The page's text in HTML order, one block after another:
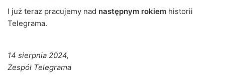
I już teraz pracujemy nad następnym rokiem historii
Telegrama.
14 sierpnia 2024,
Zespół Telegrama